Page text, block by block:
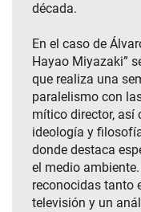
década.
En el caso de
Hayao Miyazaki”
que realiza una
paralelismo con
mítico director, así
ideología y
donde destaca
el medio
reconocidas tanto
televisión y un